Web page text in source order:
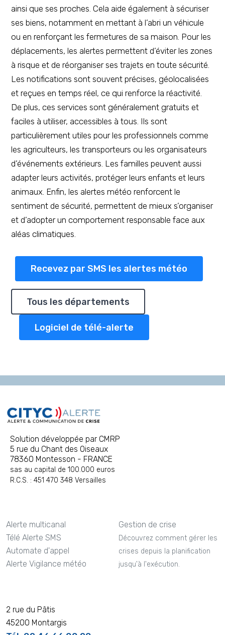
ainsi que ses proches. Cela aide également à sécuriser
ses biens, notamment en mettant à l’abri un véhicule
ou en renforçant les fermetures de sa maison. Pour les
déplacements, les alertes permettent d’éviter les zones
à risque et de réorganiser ses trajets en toute sécurité.
Les notifications sont souvent précises, géolocalisées
et reçues en temps réel, ce qui renforce la réactivité.
De plus, ces services sont généralement gratuits et
faciles à utiliser, accessibles à tous. Ils sont
particulièrement utiles pour les professionnels comme
les agriculteurs, les transporteurs ou les organisateurs
d’événements extérieurs. Les familles peuvent aussi
adapter leurs activités, protéger leurs enfants et leurs
animaux. Enfin, les alertes météo renforcent le
sentiment de sécurité, permettent de mieux s’organiser
et d’adopter un comportement responsable face aux
aléas climatiques.
Recevez par SMS les alertes météo
Tous les départements
Logiciel de télé-alerte
Solution développée par CMRP
5 rue du Chant des Oiseaux
78360 Montesson - FRANCE
sas au capital de 100.000 euros
R.C.S. : 451 470 348 Versailles
Alerte multicanal
Télé Alerte SMS
Automate d'appel
Alerte Vigilance météo
Gestion de crise
Découvrez comment gérer les
crises depuis la planification
jusqu'à l'exécution.
2 rue du Pâtis
45200 Montargis